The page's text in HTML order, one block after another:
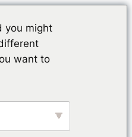
you might
want to